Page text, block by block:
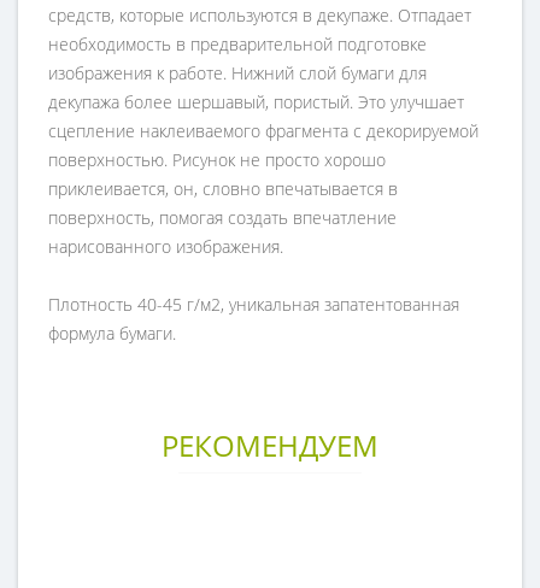
средств, которые используются в декупаже. Отпадает
необходимость в предварительной подготовке
изображения к работе. Нижний слой бумаги для
декупажа более шершавый, пористый. Это улучшает
сцепление наклеиваемого фрагмента с декорируемой
поверхностью. Рисунок не просто хорошо
приклеивается, он, словно впечатывается в
поверхность, помогая создать впечатление
нарисованного изображения.
Плотность 40-45 г/м2, уникальная запатентованная
формула бумаги.
РЕКОМЕНДУЕМ